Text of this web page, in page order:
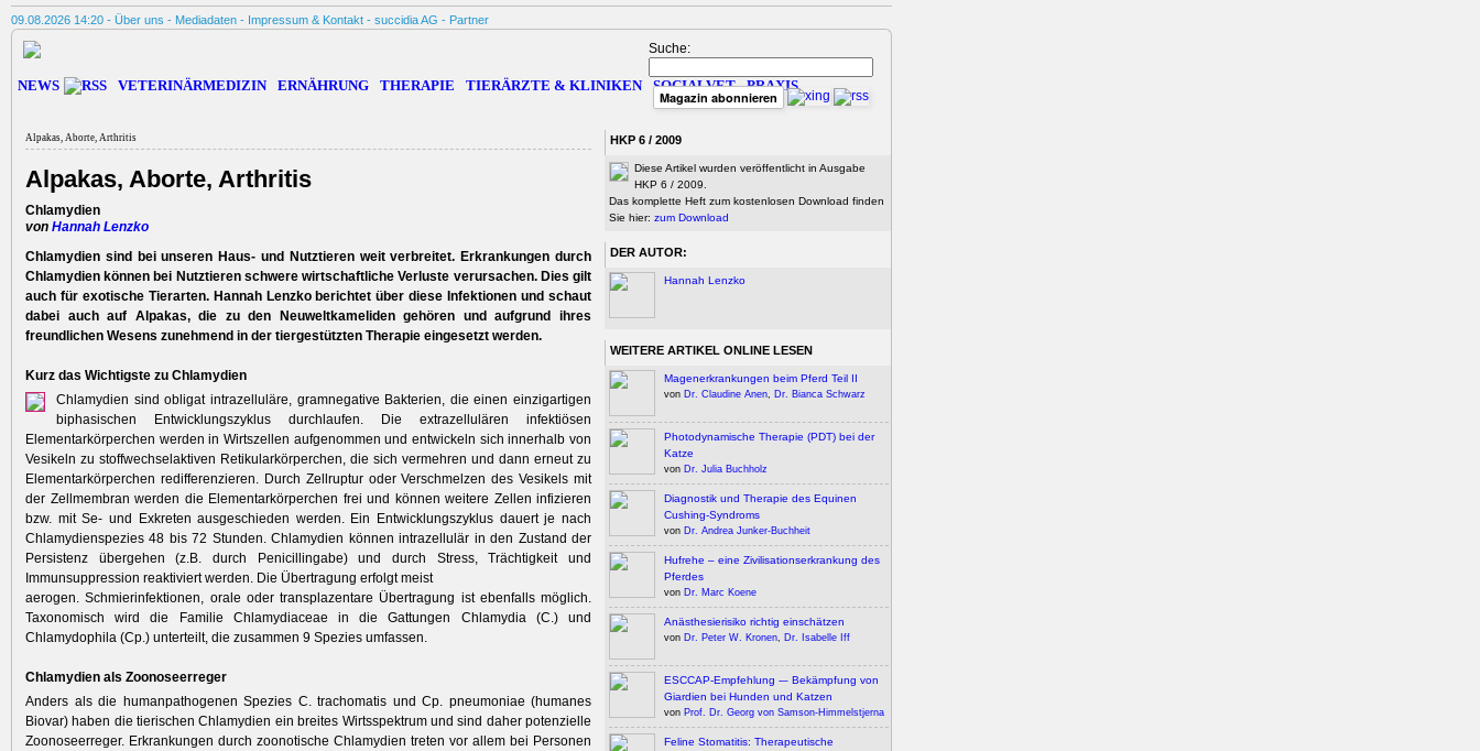
09.08.2026 14:20 - Über uns - Mediadaten - Impressum & Kontakt - succidia AG - Partner
Suche:
Magazin abonnieren
NEWS VETERINÄRMEDIZIN ERNÄHRUNG THERAPIE TIERÄRZTE & KLINIKEN SOCIALVET PRAXIS
Alpakas, Aborte, Arthritis
Alpakas, Aborte, Arthritis
Chlamydien
von Hannah Lenzko
Chlamydien sind bei unseren Haus- und Nutztieren weit verbreitet. Erkrankungen durch
Chlamydien können bei Nutztieren schwere wirtschaftliche Verluste verursachen. Dies gilt
auch für exotische Tierarten. Hannah Lenzko berichtet über diese Infektionen und schaut
dabei auch auf Alpakas, die zu den Neuweltkameliden gehören und aufgrund ihres
freundlichen Wesens zunehmend in der tiergestützten Therapie eingesetzt werden.
Kurz das Wichtigste zu Chlamydien
Chlamydien sind obligat intrazelluläre, gramnegative Bakterien, die einen einzigartigen
biphasischen Entwicklungszyklus durchlaufen. Die extrazellulären infektiösen
Elementarkörperchen werden in Wirtszellen aufgenommen und entwickeln sich innerhalb von
Vesikeln zu stoffwechselaktiven Retikularkörperchen, die sich vermehren und dann erneut zu
Elementarkörperchen redifferenzieren. Durch Zellruptur oder Verschmelzen des Vesikels mit
der Zellmembran werden die Elementarkörperchen frei und können weitere Zellen infizieren
bzw. mit Se- und Exkreten ausgeschieden werden. Ein Entwicklungszyklus dauert je nach
Chlamydienspezies 48 bis 72 Stunden. Chlamydien können intrazellulär in den Zustand der
Persistenz übergehen (z.B. durch Penicillingabe) und durch Stress, Trächtigkeit und
Immunsuppression reaktiviert werden. Die Übertragung erfolgt meist
aerogen. Schmierinfektionen, orale oder transplazentare Übertragung ist ebenfalls möglich.
Taxonomisch wird die Familie Chlamydiaceae in die Gattungen Chlamydia (C.) und
Chlamydophila (Cp.) unterteilt, die zusammen 9 Spezies umfassen.
Chlamydien als Zoonoseerreger
Anders als die humanpathogenen Spezies C. trachomatis und Cp. pneumoniae (humanes
Biovar) haben die tierischen Chlamydien ein breites Wirtsspektrum und sind daher potenzielle
Zoonoseerreger. Erkrankungen durch zoonotische Chlamydien treten vor allem bei Personen
HKP 6 / 2009
Diese Artikel wurden veröffentlicht in Ausgabe
HKP 6 / 2009.
Das komplette Heft zum kostenlosen Download finden
Sie hier: zum Download
DER AUTOR:
Hannah Lenzko
WEITERE ARTIKEL ONLINE LESEN
Magenerkrankungen beim Pferd Teil II
von Dr. Claudine Anen, Dr. Bianca Schwarz
Photodynamische Therapie (PDT) bei der
Katze
von Dr. Julia Buchholz
Diagnostik und Therapie des Equinen
Cushing-Syndroms
von Dr. Andrea Junker-Buchheit
Hufrehe – eine Zivilisationserkrankung des
Pferdes
von Dr. Marc Koene
Anästhesierisiko richtig einschätzen
von Dr. Peter W. Kronen, Dr. Isabelle Iff
ESCCAP-Empfehlung -– Bekämpfung von
Giardien bei Hunden und Katzen
von Prof. Dr. Georg von Samson-Himmelstjerna
Feline Stomatitis: Therapeutische